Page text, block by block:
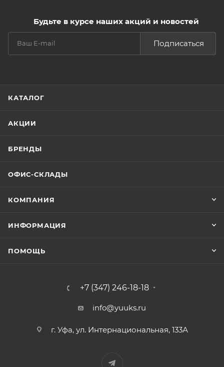
Будьте в курсе наших акций и новостей
Подписаться
КАТАЛОГ
АКЦИИ
БРЕНДЫ
ОФИС-СКЛАДЫ
КОМПАНИЯ
ИНФОРМАЦИЯ
ПОМОЩЬ
+7 (347) 246-18-18
info@yuuks.ru
г. Уфа, ул. Интернациональная, 133А